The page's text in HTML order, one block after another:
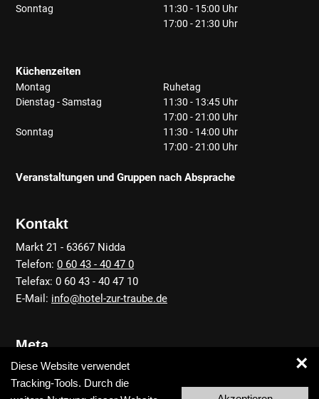
Sonntag
11:30 - 15:00 Uhr
17:00 - 21:30 Uhr
Küchenzeiten
Montag
Ruhetag
Dienstag - Samstag
11:30 - 13:45 Uhr
17:00 - 21:00 Uhr
Sonntag
11:30 - 14:00 Uhr
17:00 - 21:00 Uhr
Veranstaltungen und Gruppen nach Absprache
Kontakt
Markt 21 - 63667 Nidda
Telefon: 0 60 43 - 40 47 0
Telefax: 0 60 43 - 40 47 10
E-Mail: info@hotel-zur-traube.de
Meta
Anfahrt
Kontakt
×
Diese Website verwendet
Tracking-Tools. Durch die